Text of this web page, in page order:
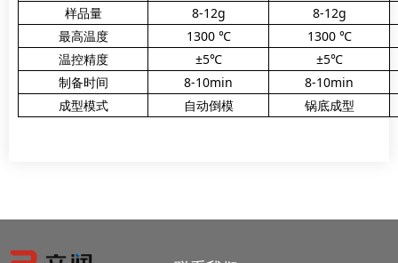
样品量
8-12g
8-12g
最高温度
1300 ℃
1300 ℃
温控精度
±5℃
±5℃
制备时间
8-10min
8-10min
成型模式
自动倒模 锅底成型